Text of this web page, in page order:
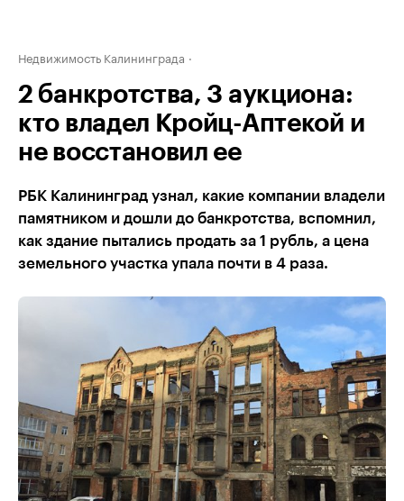
Недвижимость Калининграда
2 банкротства, 3 аукциона:
кто владел Кройц-Аптекой и
не восстановил ее
РБК Калининград узнал, какие компании владели
памятником и дошли до банкротства, вспомнил,
как здание пытались продать за 1 рубль, а цена
земельного участка упала почти в 4 раза.